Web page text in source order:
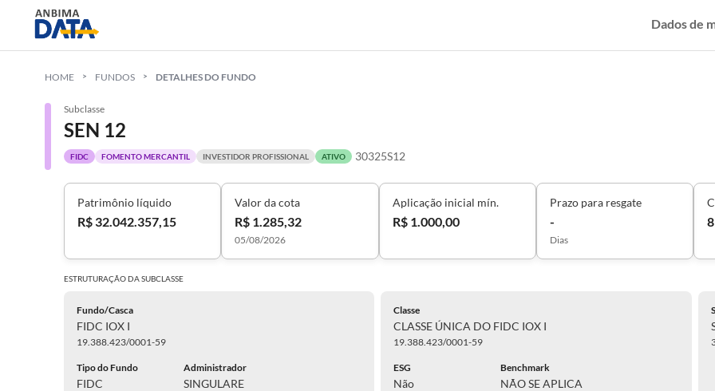
Dados de
HOME FUNDOS DETALHES DO FUNDO
Subclasse
SEN 12
FIDC FOMENTO MERCANTIL INVESTIDOR PROFISSIONAL ATIVO 30325S12
Patrimônio líquido
R$ 32.042.357,15
Valor da cota
R$ 1.285,32
05/08/2026
Aplicação inicial mín.
R$ 1.000,00
Prazo para resgate
-
Dias
8
ESTRUTURAÇÃO DASUBCLASSE
Fundo/Casca
FIDC IOX I
19.388.423/0001-59
Tipo do Fundo
FIDC
Administrador
SINGULARE
Classe
CLASSE ÚNICA DO FIDC IOX I
19.388.423/0001-59
ESG
Não
Benchmark
NÃO SE APLICA